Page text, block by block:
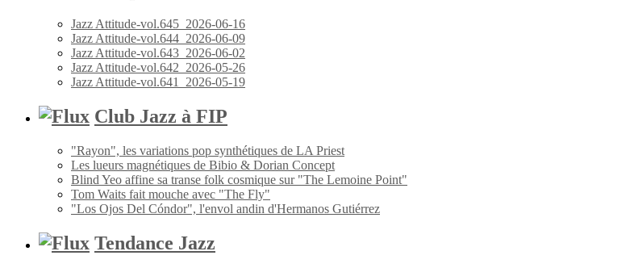
Jazz Attitude-vol.645_2026-06-16
Jazz Attitude-vol.644_2026-06-09
Jazz Attitude-vol.643_2026-06-02
Jazz Attitude-vol.642_2026-05-26
Jazz Attitude-vol.641_2026-05-19
Club Jazz à FIP
"Rayon", les variations pop synthétiques de LA Priest
Les lueurs magnétiques de Bibio & Dorian Concept
Blind Yeo affine sa transe folk cosmique sur "The Lemoine Point"
Tom Waits fait mouche avec "The Fly"
"Los Ojos Del Cóndor", l'envol andin d'Hermanos Gutiérrez
Tendance Jazz